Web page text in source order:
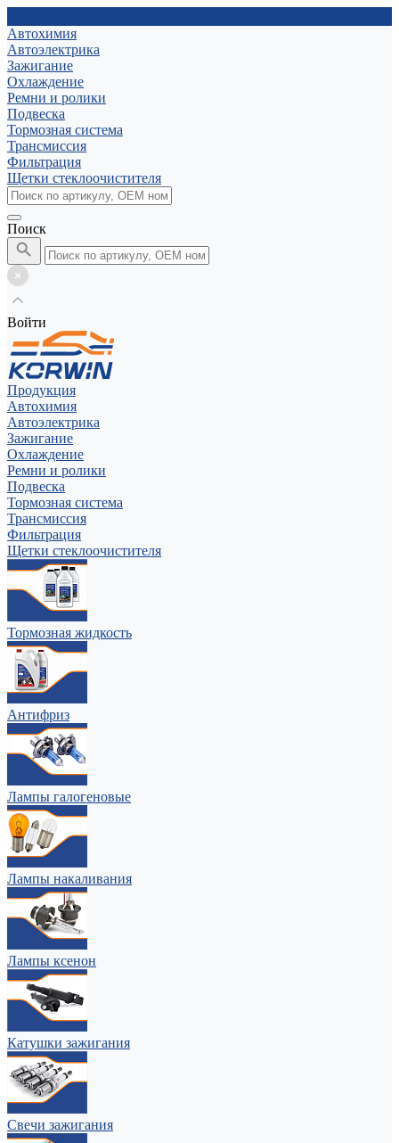
Автохимия
Автоэлектрика
Зажигание
Охлаждение
Ремни и ролики
Подвеска
Тормозная система
Трансмиссия
Фильтрация
Щетки стеклоочистителя
Поиск
Войти
Продукция
Автохимия
Автоэлектрика
Зажигание
Охлаждение
Ремни и ролики
Подвеска
Тормозная система
Трансмиссия
Фильтрация
Щетки стеклоочистителя
Тормозная жидкость
Антифриз
Лампы галогеновые
Лампы накаливания
Лампы ксенон
Катушки зажигания
Свечи зажигания